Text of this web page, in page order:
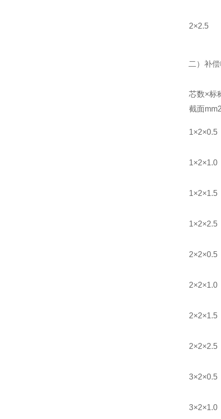
2×2.5
二）补
芯数×标
截面
1×2×0.5
1×2×1.0
1×2×1.5
1×2×2.5
2×2×0.5
2×2×1.0
2×2×1.5
2×2×2.5
3×2×0.5
3×2×1.0